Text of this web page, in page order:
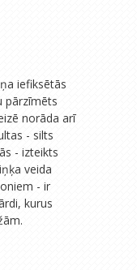
iefiksētās
pārzīmēts
norāda arī
- silts
- izteikts
veida
- ir
kurus